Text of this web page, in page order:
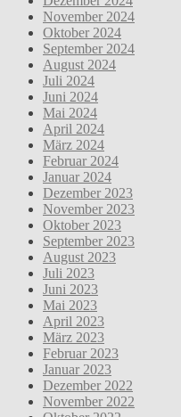
November 2024
Oktober 2024
September 2024
August 2024
Juli 2024
Juni 2024
Mai 2024
April 2024
März 2024
Februar 2024
Januar 2024
Dezember 2023
November 2023
Oktober 2023
September 2023
August 2023
Juli 2023
Juni 2023
Mai 2023
April 2023
März 2023
Februar 2023
Januar 2023
Dezember 2022
November 2022